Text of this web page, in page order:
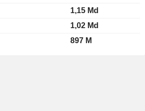
1,15 Md
1,02 Md
897 M